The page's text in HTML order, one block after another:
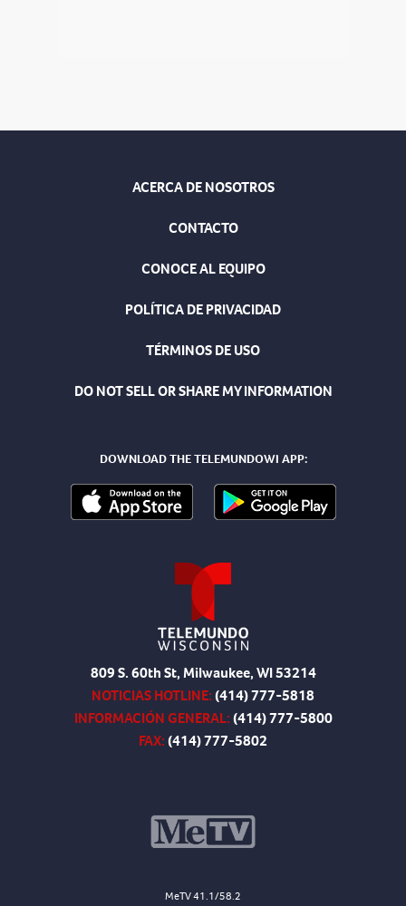
ACERCA DE NOSOTROS
CONTACTO
CONOCE AL EQUIPO
POLÍTICA DE PRIVACIDAD
TÉRMINOS DE USO
DO NOT SELL OR SHARE MY INFORMATION
DOWNLOAD THE TELEMUNDOWI APP:
809 S. 60th St, Milwaukee, WI 53214
NOTICIAS HOTLINE:(414) 777-5818
INFORMACIÓN GENERAL:(414) 777-5800
FAX:(414) 777-5802
MeTV 41.1/58.2